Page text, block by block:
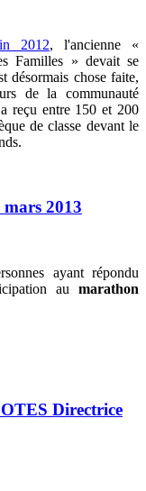
2012, l'ancienne «
Familles » devait se
désormais chose faite,
de la communauté
reçu entre 150 et 200
de classe devant le
2013
ayant répondu
au marathon
Directrice